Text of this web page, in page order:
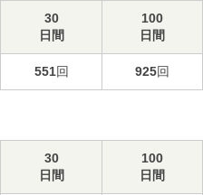
30
日間
100
日間
551回 925回
30
日間
100
日間